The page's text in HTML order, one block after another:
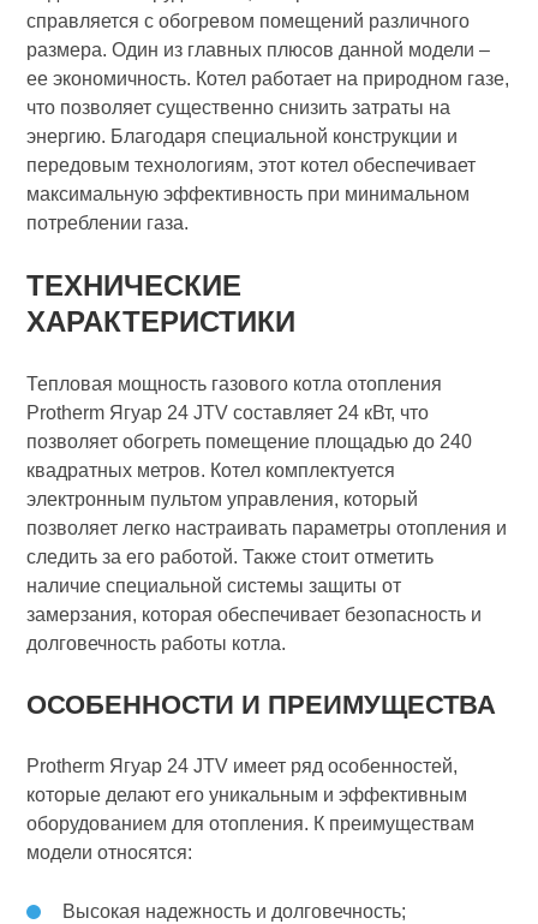
справляется с обогревом помещений различного
размера. Один из главных плюсов данной модели –
ее экономичность. Котел работает на природном газе,
что позволяет существенно снизить затраты на
энергию. Благодаря специальной конструкции и
передовым технологиям, этот котел обеспечивает
максимальную эффективность при минимальном
потреблении газа.
ТЕХНИЧЕСКИЕ
ХАРАКТЕРИСТИКИ
Тепловая мощность газового котла отопления
Protherm Ягуар 24 JTV составляет 24 кВт, что
позволяет обогреть помещение площадью до 240
квадратных метров. Котел комплектуется
электронным пультом управления, который
позволяет легко настраивать параметры отопления и
следить за его работой. Также стоит отметить
наличие специальной системы защиты от
замерзания, которая обеспечивает безопасность и
долговечность работы котла.
ОСОБЕННОСТИ И ПРЕИМУЩЕСТВА
Protherm Ягуар 24 JTV имеет ряд особенностей,
которые делают его уникальным и эффективным
оборудованием для отопления. К преимуществам
модели относятся:
Высокая надежность и долговечность;